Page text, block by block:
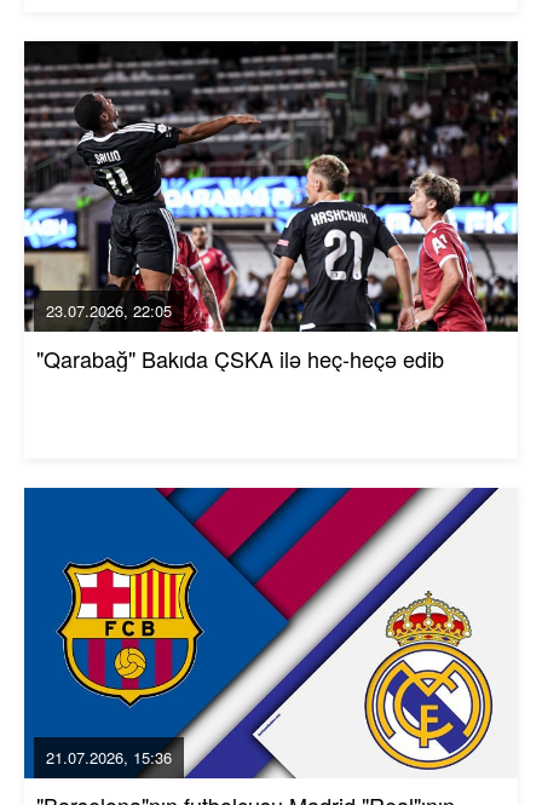
23.07.2026, 22:05
"Qarabağ" Bakıda ÇSKA ilə heç-heçə edib
21.07.2026, 15:36